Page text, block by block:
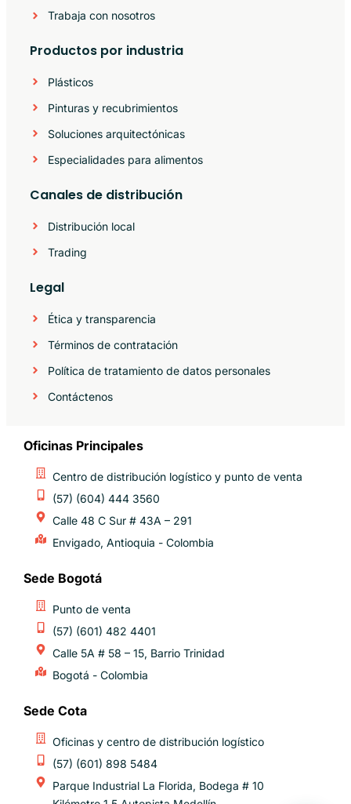
Trabaja con nosotros
Productos por industria
Plásticos
Pinturas y recubrimientos
Soluciones arquitectónicas
Especialidades para alimentos
Canales de distribución
Distribución local
Trading
Legal
Ética y transparencia
Términos de contratación
Política de tratamiento de datos personales
Contáctenos
Oficinas Principales
Centro de distribución logístico y punto de venta
(57) (604) 444 3560
Calle 48 C Sur # 43A – 291
Envigado, Antioquia - Colombia
Sede Bogotá
Punto de venta
(57) (601) 482 4401
Calle 5A # 58 – 15, Barrio Trinidad
Bogotá - Colombia
Sede Cota
Oficinas y centro de distribución logístico​
(57) (601) 898 5484
Parque Industrial La Florida, Bodega # 10